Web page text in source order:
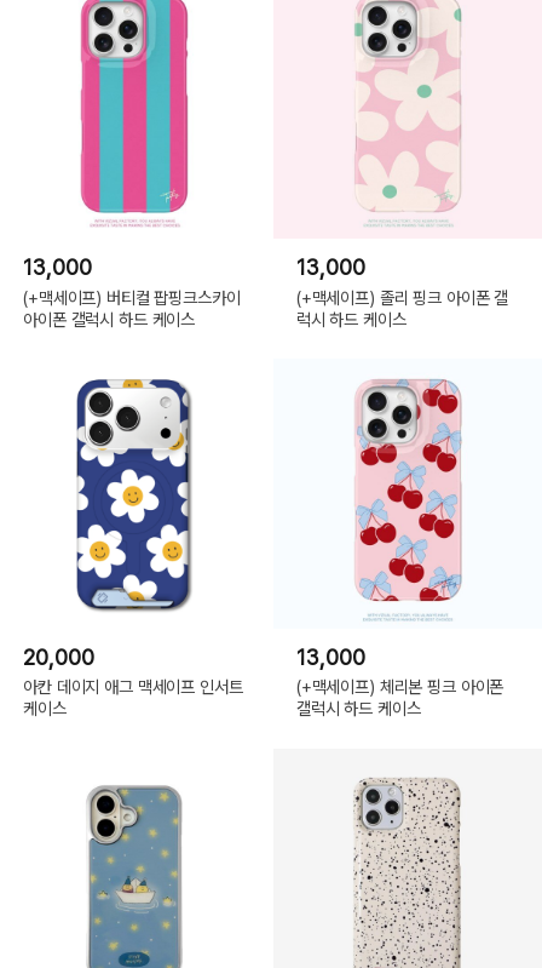
13,000
(+맥세이프) 버티컬 팝핑크스카이
아이폰 갤럭시 하드 케이스
13,000
(+맥세이프) 졸리 핑크 아이폰 갤
럭시 하드 케이스
20,000
아칸 데이지 애그 맥세이프 인서트
케이스
13,000
(+맥세이프) 체리본 핑크 아이폰
갤럭시 하드 케이스